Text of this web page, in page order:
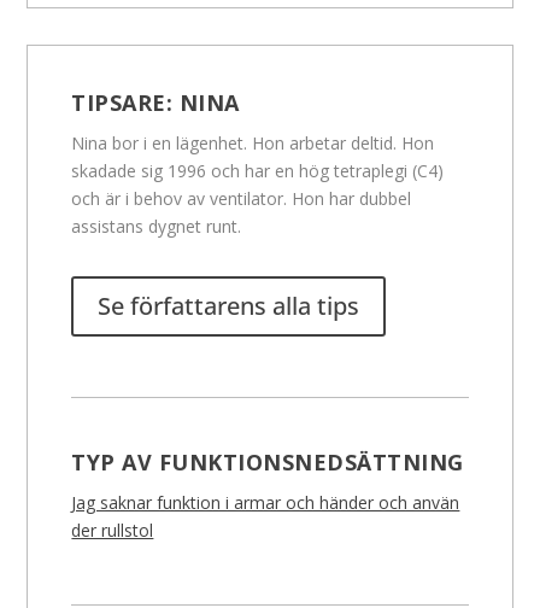
TIPSARE: NINA
Nina bor i en lägenhet. Hon arbetar deltid. Hon
skadade sig 1996 och har en hög tetraplegi (C4)
och är i behov av ventilator. Hon har dubbel
assistans dygnet runt.
Se författarens alla tips
TYP AV FUNKTIONSNEDSÄTTNING
Jag saknar funktion i armar och händer och använ
der rullstol